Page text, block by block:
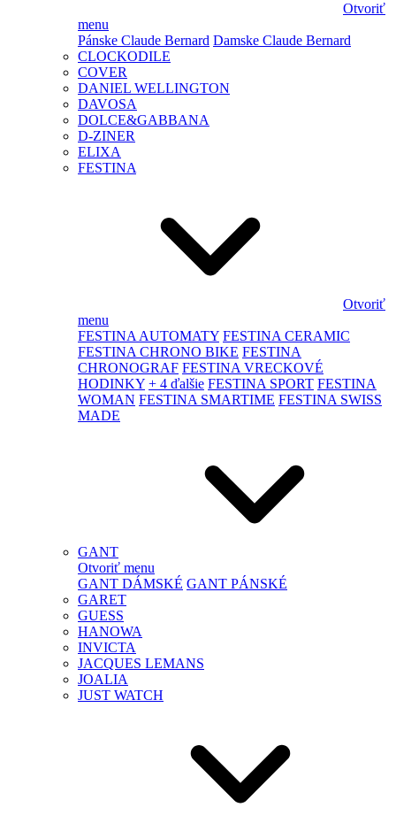
Otvoriť
menu
Pánske Claude Bernard Damske Claude Bernard
CLOCKODILE
COVER
DANIEL WELLINGTON
DAVOSA
DOLCE&GABBANA
D-ZINER
ELIXA
FESTINA
Otvoriť
menu
FESTINA AUTOMATY FESTINA CERAMIC
FESTINA CHRONO BIKE FESTINA
CHRONOGRAF FESTINA VRECKOVÉ
HODINKY + 4 ďalšie FESTINA SPORT FESTINA
WOMAN FESTINA SMARTIME FESTINA SWISS
MADE
GANT
Otvoriť menu
GANT DÁMSKÉ GANT PÁNSKÉ
GARET
GUESS
HANOWA
INVICTA
JACQUES LEMANS
JOALIA
JUST WATCH